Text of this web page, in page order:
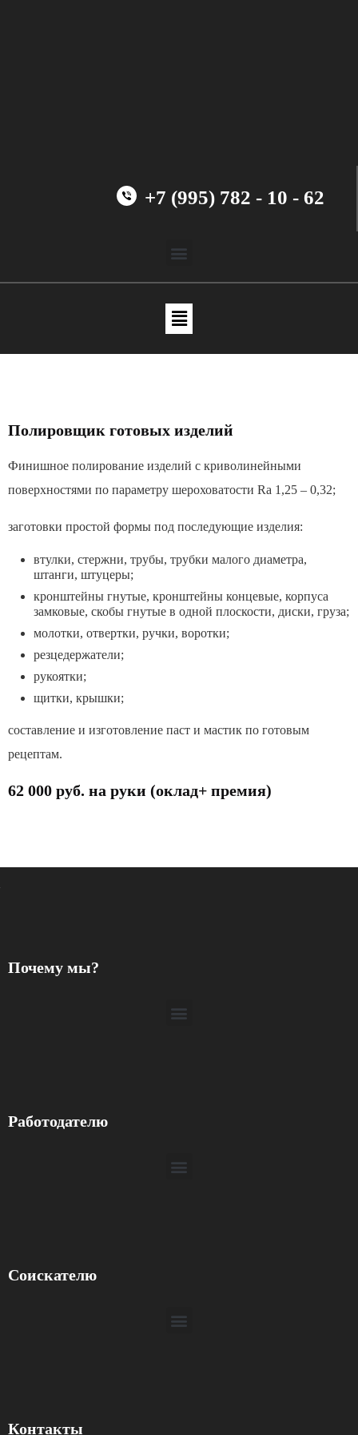
+7 (995) 782 - 10 - 62
Полировщик готовых изделий
Финишное полирование изделий с криволинейными
поверхностями по параметру шероховатости Ra 1,25 – 0,32;
заготовки простой формы под последующие изделия:
втулки, стержни, трубы, трубки малого диаметра,
штанги, штуцеры;
кронштейны гнутые, кронштейны концевые, корпуса
замковые, скобы гнутые в одной плоскости, диски, груза;
молотки, отвертки, ручки, воротки;
резцедержатели;
рукоятки;
щитки, крышки;
составление и изготовление паст и мастик по готовым
рецептам.
62 000 руб. на руки (оклад+ премия)
Почему мы?
Работодателю
Соискателю
Контакты